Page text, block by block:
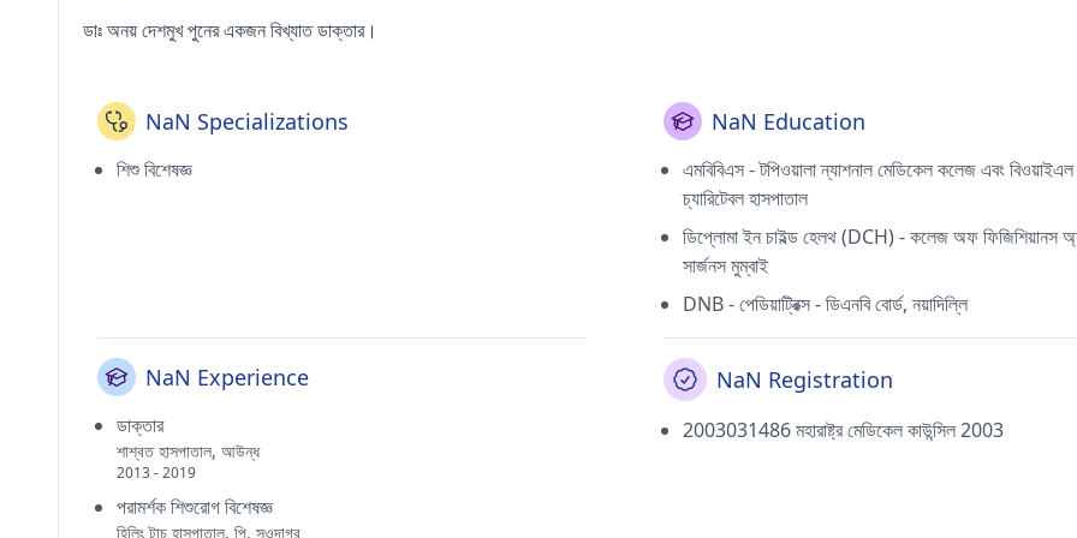
ডাঃ অনয় দেশমুখ পুনের একজন বিখ্যাত ডাক্তার।
NaN Specializations
শিশু বিশেষজ্ঞ
NaN Education
এমবিবিএস - টপিওয়ালা ন্যাশনাল মেডিকেল কলেজ এবং বিওয়াইএল
চ্যারিটেবল হাসপাতাল
ডিপ্লোমা ইন চাইল্ড হেলথ (DCH) - কলেজ অফ ফিজিশিয়ানস
সার্জনস মুম্বাই
DNB - পেডিয়াট্রিক্স - ডিএনবি বোর্ড, নয়াদিল্লি
NaN Experience
ডাক্তার
শাশ্বত হাসপাতাল, আউন্ধ
2013 - 2019
পরামর্শক শিশুরোগ বিশেষজ্ঞ
হিলিং টাচ হাসপাতাল, পি. সওদাগর
NaN Registration
2003031486 মহারাষ্ট্র মেডিকেল কাউন্সিল 2003